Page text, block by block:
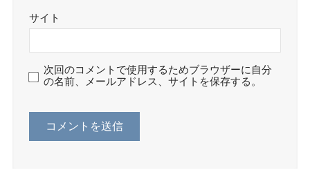
サイト
次回のコメントで使用するためブラウザーに自分
の名前、メールアドレス、サイトを保存する。